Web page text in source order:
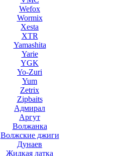
Wefox
Wormix
Xesta
XTR
Yamashita
Yarie
YGK
Yo-Zuri
Yum
Zetrix
Zipbaits
Адмирал
Аргут
Волжанка
Волжские джиги
Дунаев
Жидкая латка